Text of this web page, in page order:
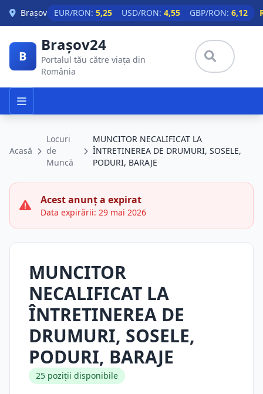
Skip to main content
Brașov EUR/RON: 5,25 USD/RON: 4,55 GBP/RON: 6,12
B
Brașov24
Portalul tău către viața din
România
Acasă
Locuri
de
Muncă
MUNCITOR NECALIFICAT LA
ÎNTRETINEREA DE DRUMURI, SOSELE,
PODURI, BARAJE
Acest anunț a expirat
Data expirării: 29 mai 2026
MUNCITOR
NECALIFICAT LA
ÎNTRETINEREA DE
DRUMURI, SOSELE,
PODURI, BARAJE
25 poziții disponibile